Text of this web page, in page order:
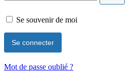
Se souvenir de moi
Mot de passe oublié ?